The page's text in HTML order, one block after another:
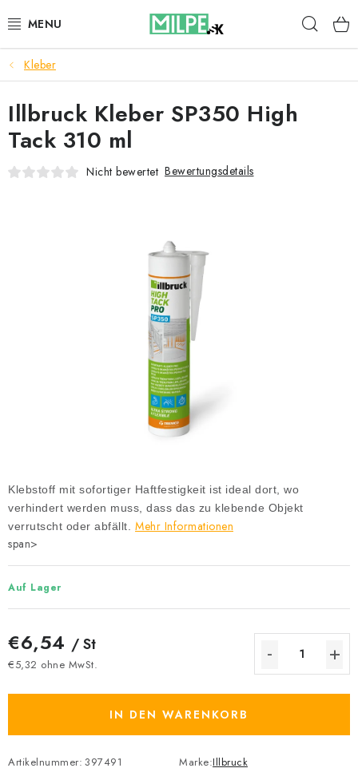
Inhalt
DACHFENSTER
DACHBODENTREPPE
HAUS UND GARTEN
Reklamationen und Rücksendungen
Richtlinien zur Verwendung von Cookies
Allgemeinen Geschäftsbedingungen
Kleber
Klebstoff mit sofortiger Haftfestigkeit ist ideal dort, wo
verhindert werden muss, dass das zu klebende Objekt
verrutscht oder abfällt.
Mehr Informationen
span>
Auf Lager
€6,54 / St
€5,32 ohne MwSt.
IN DEN WARENKORB
Artikelnummer: 397491 Marke:Illbruck
Illbruck Kleber SP350 High
Tack 310 ml
Nicht bewertet Bewertungsdetails